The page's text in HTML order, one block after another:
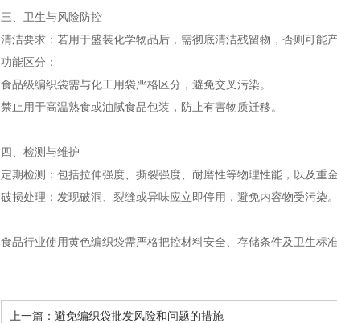
三、卫生与风险防控
清洁要求‌：若用于盛装化学物品后，需彻底清洁残留物，否则可能
功能区分‌：
食品级编织袋需与化工用袋严格区分，避免交叉污染。
禁止用于高温熟食或油腻食品包装，防止有害物质迁移。
四、检测与维护
定期检测‌：包括拉伸强度、撕裂强度、耐磨性等物理性能，以及重
破损处理‌：发现破洞、裂缝或异味应立即停用，避免内容物受污染。
食品行业使用黄色编织袋需严格把控材料安全、存储条件及卫生标
上一篇： 避免编织袋批发风险和问题的措施